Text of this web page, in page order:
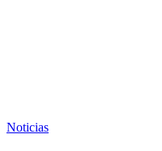
Noticias